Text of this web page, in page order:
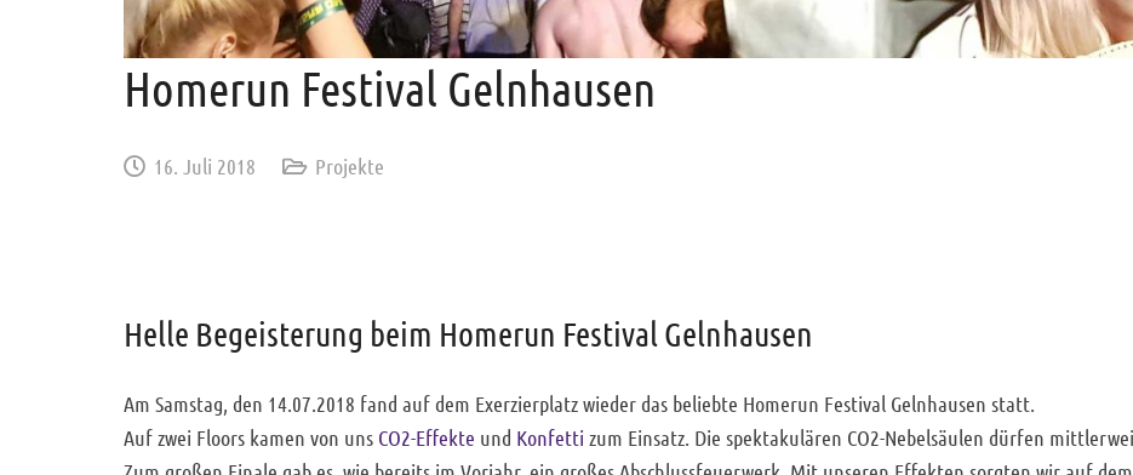
Homerun Festival Gelnhausen
16. Juli 2018 Projekte
Helle Begeisterung beim Homerun Festival Gelnhausen
Am Samstag, den 14.07.2018 fand auf dem Exerzierplatz wieder das beliebte Homerun Festival Gelnhausen statt.
Auf zwei Floors kamen von uns CO2-Effekte und Konfetti zum Einsatz. Die spektakulären CO2-Nebelsäulen dürfen